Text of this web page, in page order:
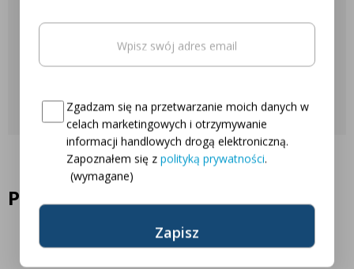
Najczęściej zadawane pytania
Podobne produkty
Email
Consent (wymagane)
Zgadzam się na przetwarzanie moich danych w
celach marketingowych i otrzymywanie
informacji handlowych drogą elektroniczną.
Zapoznałem się z polityką prywatności.
(wymagane)
Oto Twój kod zniżkowy na